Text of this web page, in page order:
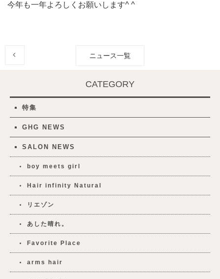
今年も一年よろしくお願いします^ ^
ニュース一覧
CATEGORY
特集
GHG NEWS
SALON NEWS
boy meets girl
Hair infinity Natural
リエゾン
あした晴れ。
Favorite Place
arms hair